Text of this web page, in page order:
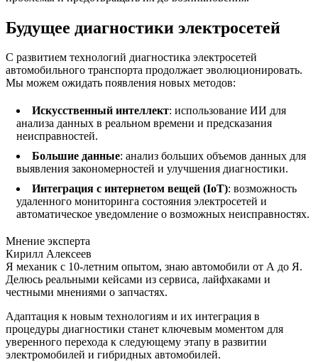
Будущее диагностики электросетей
С развитием технологий диагностика электросетей
автомобильного транспорта продолжает эволюционировать.
Мы можем ожидать появления новых методов:
Искусственный интеллект: использование ИИ для
анализа данных в реальном времени и предсказания
неисправностей.
Большие данные: анализ больших объемов данных для
выявления закономерностей и улучшения диагностики.
Интеграция с интернетом вещей (IoT): возможность
удаленного мониторинга состояния электросетей и
автоматическое уведомление о возможных неисправностях.
Мнение эксперта
Кирилл Алексеев
Я механик с 10-летним опытом, знаю автомобили от А до Я.
Делюсь реальными кейсами из сервиса, лайфхаками и
честными мнениями о запчастях.
Адаптация к новым технологиям и их интеграция в
процедуры диагностики станет ключевым моментом для
уверенного перехода к следующему этапу в развитии
электромобилей и гибридных автомобилей.